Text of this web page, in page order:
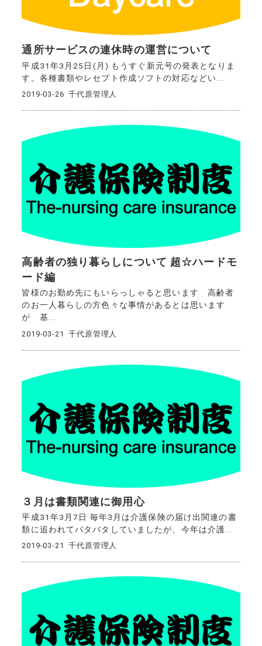
通所サービスの連休時の運営について
平成31年3月25日(月) もうすぐ新元号の発表となりま
す。各種書類やレセプト作成ソフトの対応などい...
2019-03-26 千代原管理人
高齢者の独り暮らしについて 超☆ハードモ
ード編
皆様のお勤め先にもいらっしゃると思います 高齢者
のお一人暮らしの方色々な事情があるとは思います
が 基...
2019-03-21 千代原管理人
３月は書類関連に御用心
平成31年3月7日 毎年3月は介護保険の届け出関連の書
類に追われてバタバタしていましたが、今年は介護...
2019-03-21 千代原管理人